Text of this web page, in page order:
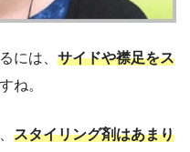
には、 サイドや襟足をス
ね。
スタイリング剤はあまり